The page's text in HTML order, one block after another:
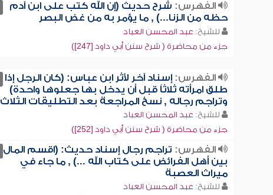
الفهرس: شرح حديث (إن الله كتب على ابن آدم
حظه من الزنا...) , ما يؤمر به من غض البصر
للشيخ: عبد المحسن العباد
جزء من محاضرة ( شرح سنن أبي داود [247])
الفهرس:إسناد آخر لأثر ابن عباس: (كان الرجل إذا
طلق امرأته ثلاثاً قبل أن يدخل بها جعلوها واحدة)
وتراجم رجاله , نسخ المراجعة بعد التطليقات الثلاث
للشيخ: عبد المحسن العباد
جزء من محاضرة ( شرح سنن أبي داود [252])
الفهرس: تراجم رجال إسناد حديث: (اقسم المال
بين أهل الفرائض على كتاب الله ...) , ما جاء في
ميراث العصبة
للشيخ: عبد المحسن العباد